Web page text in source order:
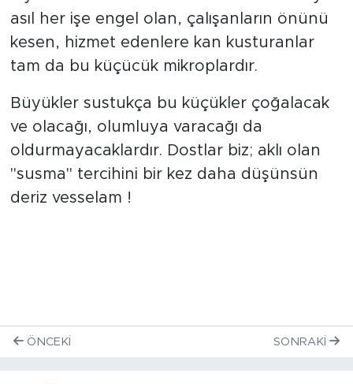
asıl her işe engel olan, çalışanların önünü
kesen, hizmet edenlere kan kusturanlar
tam da bu küçücük mikroplardır.
Büyükler sustukça bu küçükler çoğalacak
ve olacağı, olumluya varacağı da
oldurmayacaklardır. Dostlar biz; aklı olan
"susma" tercihini bir kez daha düşünsün
deriz vesselam !
ÖNCEKI SONRAKI